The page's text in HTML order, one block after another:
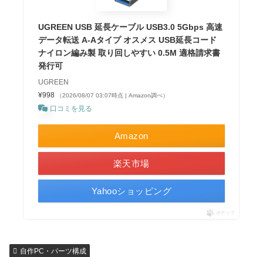
UGREEN USB 延長ケーブル USB3.0 5Gbps 高速
データ転送 A-Aタイプ オスメス USB延長コード
ナイロン編み製 取り回しやすい 0.5M 適格請求書
発行可
UGREEN
¥998
（2026/08/07 03:07時点 | Amazon調べ）
口コミを見る
Amazon
楽天市場
Yahooショッピング
ポチップ
自作PC・パーツ構成